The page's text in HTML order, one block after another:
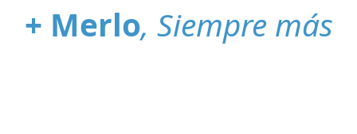
+ Merlo, Siempre más